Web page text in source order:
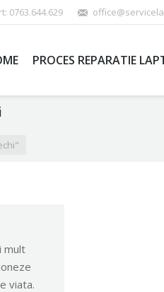
0763.644.629
PROCES REPARATIE
mult
viata.